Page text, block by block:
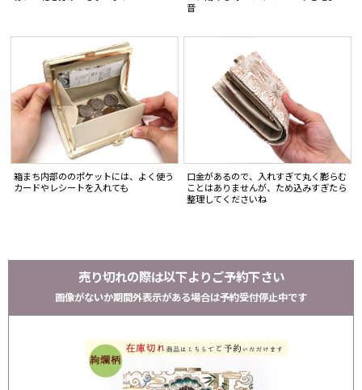
音
箱まち内部ののポケットには、よく使う
カードやレシートを入れても
口金があるので、入れすぎて丸く膨らむ
ことはありませんが、ため込みすぎたら
整理してくださいね
売り切れの際は以下よりご予約下さい
画像がないか期間外表示がある場合は予約受付停止中です